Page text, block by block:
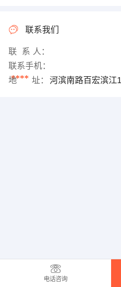
联系我们
联 系 人：
联系手机：
****
地 址： 河滨南路百宏滨江
电话咨询